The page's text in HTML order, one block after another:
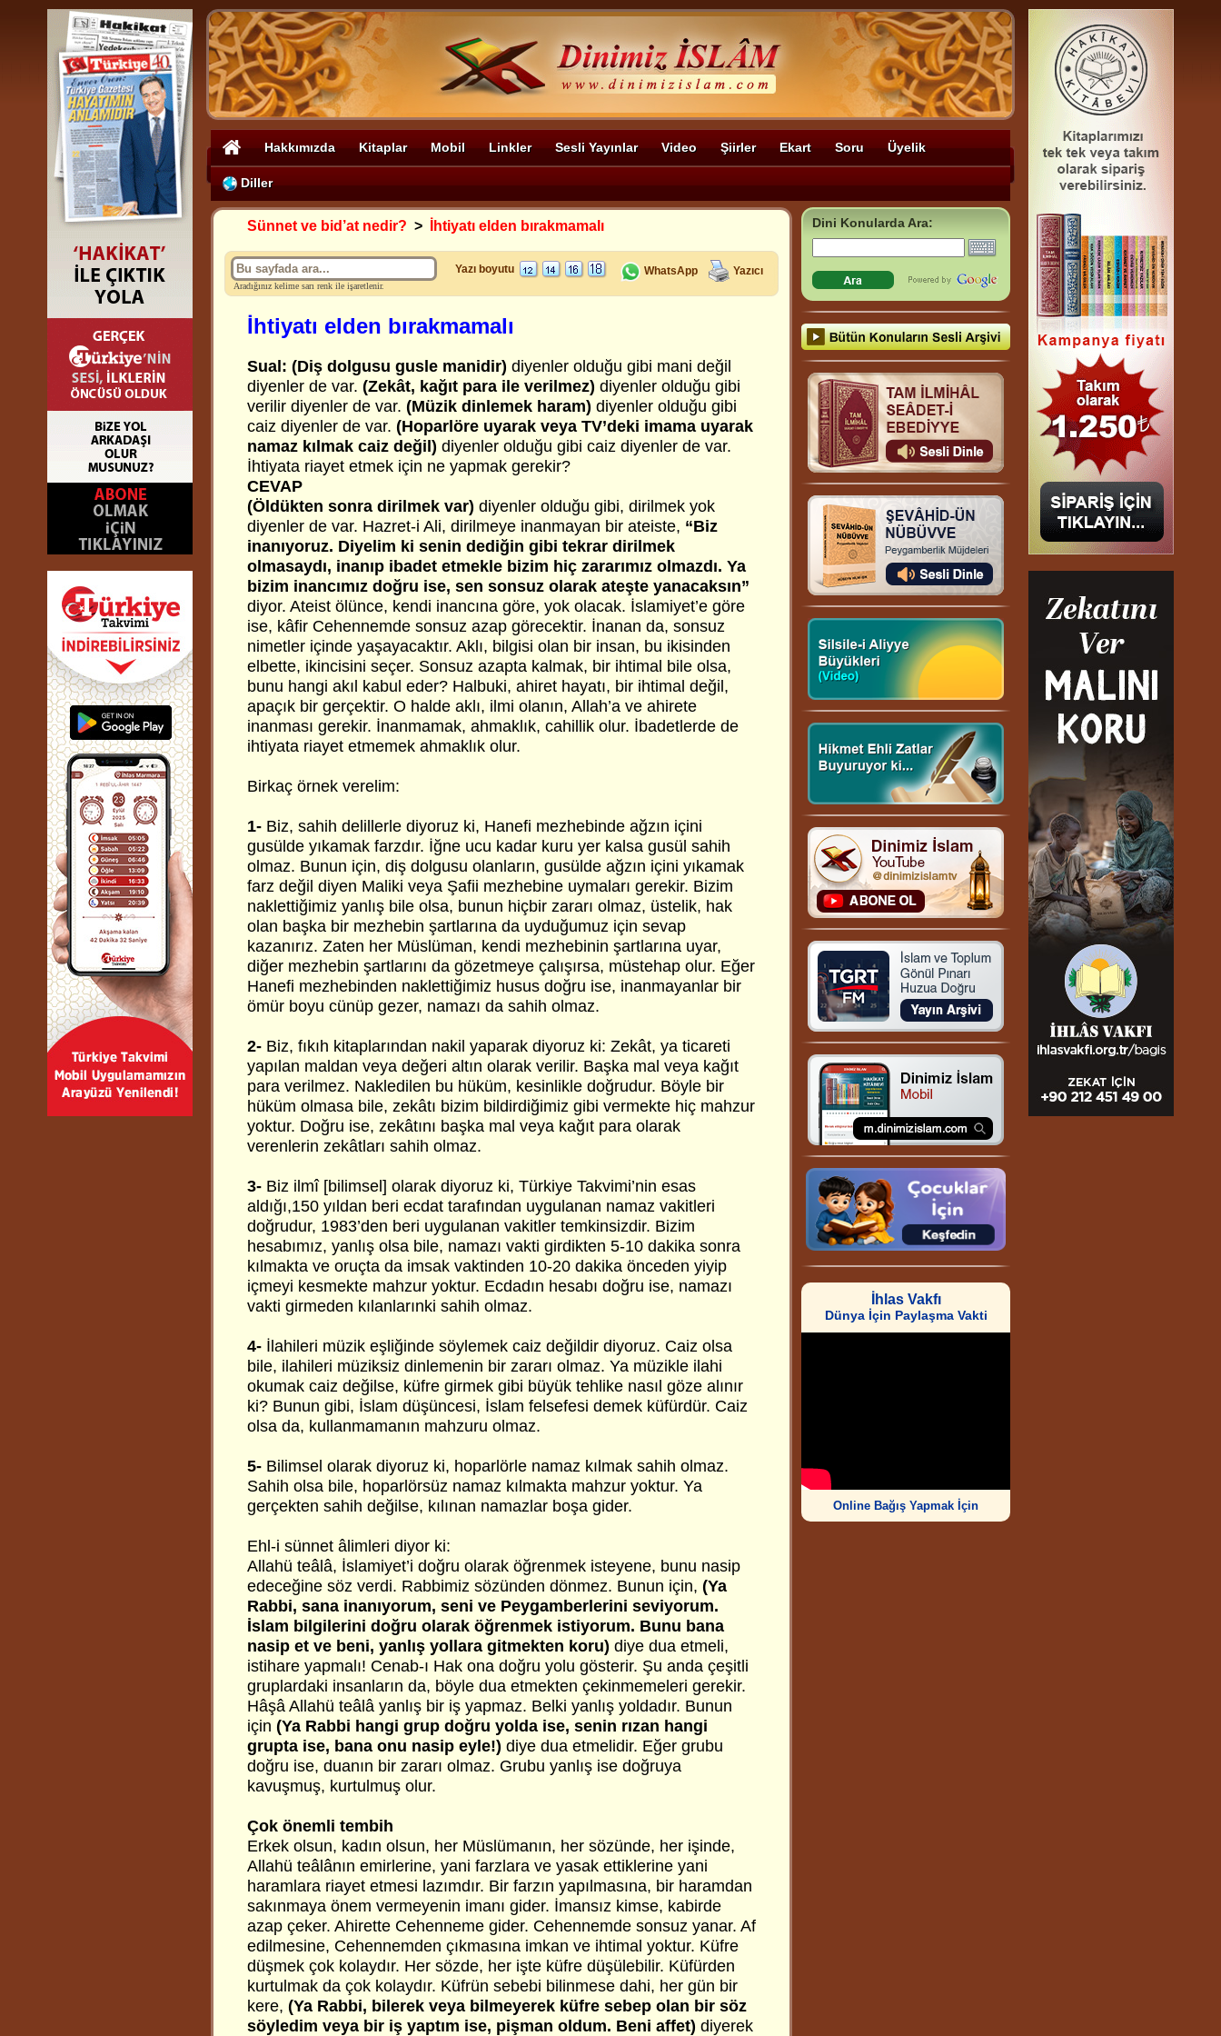
Hakkımızda Kitaplar Mobil Linkler Sesli Yayınlar Video Şiirler Ekart Soru Üyelik
Diller
Sünnet ve bid’at nedir? > İhtiyatı elden bırakmamalı
Aradığınız kelime sarı renk ile işaretlenir.
Yazı boyutu WhatsApp Yazıcı
İhtiyatı elden bırakmamalı
Sual: (Diş dolgusu gusle manidir) diyenler olduğu gibi mani değil
diyenler de var. (Zekât, kağıt para ile verilmez) diyenler olduğu gibi
verilir diyenler de var. (Müzik dinlemek haram) diyenler olduğu gibi
caiz diyenler de var. (Hoparlöre uyarak veya TV’deki imama uyarak
namaz kılmak caiz değil) diyenler olduğu gibi caiz diyenler de var.
İhtiyata riayet etmek için ne yapmak gerekir?
CEVAP
(Öldükten sonra dirilmek var) diyenler olduğu gibi, dirilmek yok
diyenler de var. Hazret-i Ali, dirilmeye inanmayan bir ateiste, “Biz
inanıyoruz. Diyelim ki senin dediğin gibi tekrar dirilmek
olmasaydı, inanıp ibadet etmekle bizim hiç zararımız olmazdı. Ya
bizim inancımız doğru ise, sen sonsuz olarak ateşte yanacaksın”
diyor. Ateist ölünce, kendi inancına göre, yok olacak. İslamiyet’e göre
ise, kâfir Cehennemde sonsuz azap görecektir. İnanan da, sonsuz
nimetler içinde yaşayacaktır. Aklı, bilgisi olan bir insan, bu ikisinden
elbette, ikincisini seçer. Sonsuz azapta kalmak, bir ihtimal bile olsa,
bunu hangi akıl kabul eder? Halbuki, ahiret hayatı, bir ihtimal değil,
apaçık bir gerçektir. O halde aklı, ilmi olanın, Allah’a ve ahirete
inanması gerekir. İnanmamak, ahmaklık, cahillik olur. İbadetlerde de
ihtiyata riayet etmemek ahmaklık olur.
Birkaç örnek verelim:
1- Biz, sahih delillerle diyoruz ki, Hanefi mezhebinde ağzın içini
gusülde yıkamak farzdır. İğne ucu kadar kuru yer kalsa gusül sahih
olmaz. Bunun için, diş dolgusu olanların, gusülde ağzın içini yıkamak
farz değil diyen Maliki veya Şafii mezhebine uymaları gerekir. Bizim
naklettiğimiz yanlış bile olsa, bunun hiçbir zararı olmaz, üstelik, hak
olan başka bir mezhebin şartlarına da uyduğumuz için sevap
kazanırız. Zaten her Müslüman, kendi mezhebinin şartlarına uyar,
diğer mezhebin şartlarını da gözetmeye çalışırsa, müstehap olur. Eğer
Hanefi mezhebinden naklettiğimiz husus doğru ise, inanmayanlar bir
ömür boyu cünüp gezer, namazı da sahih olmaz.
2- Biz, fıkıh kitaplarından nakil yaparak diyoruz ki: Zekât, ya ticareti
yapılan maldan veya değeri altın olarak verilir. Başka mal veya kağıt
para verilmez. Nakledilen bu hüküm, kesinlikle doğrudur. Böyle bir
hüküm olmasa bile, zekâtı bizim bildirdiğimiz gibi vermekte hiç mahzur
yoktur. Doğru ise, zekâtını başka mal veya kağıt para olarak
verenlerin zekâtları sahih olmaz.
3- Biz ilmî [bilimsel] olarak diyoruz ki, Türkiye Takvimi’nin esas
aldığı,150 yıldan beri ecdat tarafından uygulanan namaz vakitleri
doğrudur, 1983’den beri uygulanan vakitler temkinsizdir. Bizim
hesabımız, yanlış olsa bile, namazı vakti girdikten 5-10 dakika sonra
kılmakta ve oruçta da imsak vaktinden 10-20 dakika önceden yiyip
içmeyi kesmekte mahzur yoktur. Ecdadın hesabı doğru ise, namazı
vakti girmeden kılanlarınki sahih olmaz.
4- İlahileri müzik eşliğinde söylemek caiz değildir diyoruz. Caiz olsa
bile, ilahileri müziksiz dinlemenin bir zararı olmaz. Ya müzikle ilahi
okumak caiz değilse, küfre girmek gibi büyük tehlike nasıl göze alınır
ki? Bunun gibi, İslam düşüncesi, İslam felsefesi demek küfürdür. Caiz
olsa da, kullanmamanın mahzuru olmaz.
5- Bilimsel olarak diyoruz ki, hoparlörle namaz kılmak sahih olmaz.
Sahih olsa bile, hoparlörsüz namaz kılmakta mahzur yoktur. Ya
gerçekten sahih değilse, kılınan namazlar boşa gider.
Ehl-i sünnet âlimleri diyor ki:
Allahü teâlâ, İslamiyet’i doğru olarak öğrenmek isteyene, bunu nasip
edeceğine söz verdi. Rabbimiz sözünden dönmez. Bunun için, (Ya
Rabbi, sana inanıyorum, seni ve Peygamberlerini seviyorum.
İslam bilgilerini doğru olarak öğrenmek istiyorum. Bunu bana
nasip et ve beni, yanlış yollara gitmekten koru) diye dua etmeli,
istihare yapmalı! Cenab-ı Hak ona doğru yolu gösterir. Şu anda çeşitli
gruplardaki insanların da, böyle dua etmekten çekinmemeleri gerekir.
Hâşâ Allahü teâlâ yanlış bir iş yapmaz. Belki yanlış yoldadır. Bunun
için (Ya Rabbi hangi grup doğru yolda ise, senin rızan hangi
grupta ise, bana onu nasip eyle!) diye dua etmelidir. Eğer grubu
doğru ise, duanın bir zararı olmaz. Grubu yanlış ise doğruya
kavuşmuş, kurtulmuş olur.
Çok önemli tembih
Erkek olsun, kadın olsun, her Müslümanın, her sözünde, her işinde,
Allahü teâlânın emirlerine, yani farzlara ve yasak ettiklerine yani
haramlara riayet etmesi lazımdır. Bir farzın yapılmasına, bir haramdan
sakınmaya önem vermeyenin imanı gider. İmansız kimse, kabirde
azap çeker. Ahirette Cehenneme gider. Cehennemde sonsuz yanar. Af
edilmesine, Cehennemden çıkmasına imkan ve ihtimal yoktur. Küfre
düşmek çok kolaydır. Her sözde, her işte küfre düşülebilir. Küfürden
kurtulmak da çok kolaydır. Küfrün sebebi bilinmese dahi, her gün bir
kere, (Ya Rabbi, bilerek veya bilmeyerek küfre sebep olan bir söz
söyledim veya bir iş yaptım ise, pişman oldum. Beni affet) diyerek
Dini Konularda Ara:
İhlas Vakfı
Dünya İçin Paylaşma Vakti
Online Bağış Yapmak İçin